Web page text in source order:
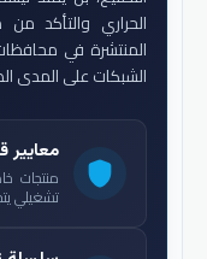
الحراري والتأكد من
المنتشرة في
الشبكات على المدى
shield
معايير
منتجات
تشغيلي يتجاوز